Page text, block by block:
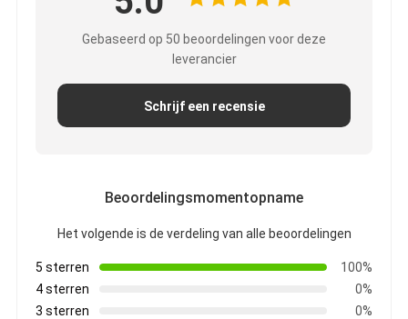
Kwaliteitscontrole
De Plakband van de Polyimidefilm
Gebaseerd op 50 beoordelingen voor deze
leverancier
Schrijf een recensie
Beoordelingsmomentopname
Het volgende is de verdeling van alle beoordelingen
5 sterren
100%
4 sterren
0%
3 sterren
0%